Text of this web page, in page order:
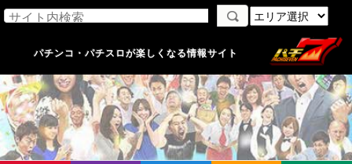
パチンコ・パチスロが楽しくなる情報サイト